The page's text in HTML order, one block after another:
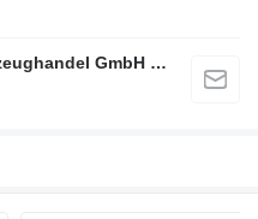
M.O. Baumaschinen & Nutzfahrzeughandel GmbH & CO.